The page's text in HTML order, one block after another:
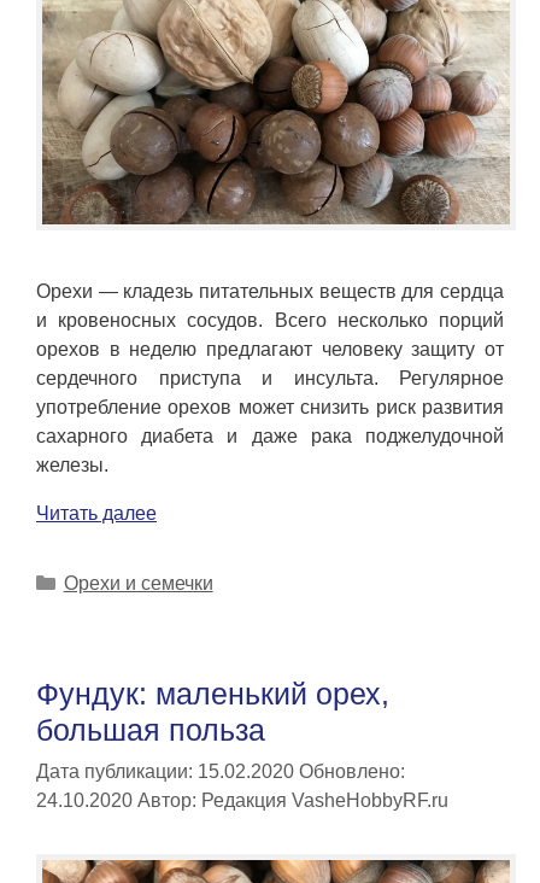
Орехи — кладезь питательных веществ для сердца
и кровеносных сосудов. Всего несколько порций
орехов в неделю предлагают человеку защиту от
сердечного приступа и инсульта. Регулярное
употребление орехов может снизить риск развития
сахарного диабета и даже рака поджелудочной
железы.
Читать далее
Рубрики
Орехи и семечки
Фундук: маленький орех,
большая польза
Дата публикации: 15.02.2020 Обновлено:
24.10.2020 Автор: Редакция VasheHobbyRF.ru